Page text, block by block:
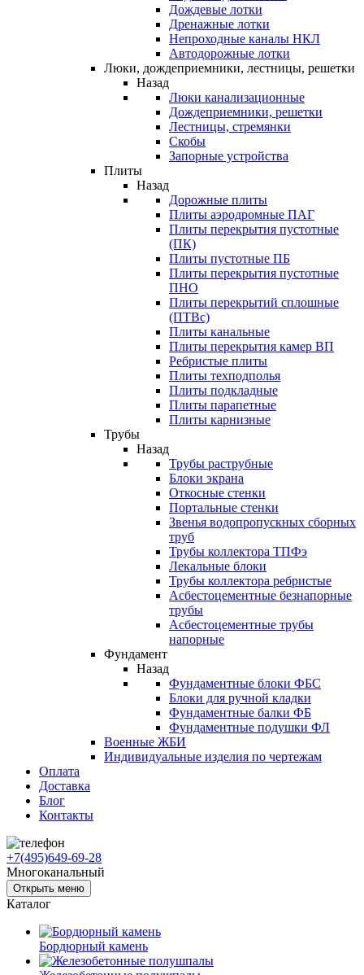
Дождевые лотки
Дренажные лотки
Непроходные каналы НКЛ
Автодорожные лотки
Люки, дождеприемники, лестницы, решетки
Назад
Люки канализационные
Дождеприемники, решетки
Лестницы, стремянки
Скобы
Запорные устройства
Плиты
Назад
Дорожные плиты
Плиты аэродромные ПАГ
Плиты перекрытия пустотные
(ПК)
Плиты пустотные ПБ
Плиты перекрытия пустотные
ПНО
Плиты перекрытий сплошные
(ПТВс)
Плиты канальные
Плиты перекрытия камер ВП
Ребристые плиты
Плиты техподполья
Плиты подкладные
Плиты парапетные
Плиты карнизные
Трубы
Назад
Трубы раструбные
Блоки экрана
Откосные стенки
Портальные стенки
Звенья водопропускных сборных
труб
Трубы коллектора ТПФэ
Лекальные блоки
Трубы коллектора ребристые
Асбестоцементные безнапорные
трубы
Асбестоцементные трубы
напорные
Фундамент
Назад
Фундаментные блоки ФБС
Блоки для ручной кладки
Фундаментные балки ФБ
Фундаментные подушки ФЛ
Военные ЖБИ
Индивидуальные изделия по чертежам
Оплата
Доставка
Блог
Контакты
+7(495)649-69-28
Многоканальный
Открыть меню
Каталог
Бордюрный камень